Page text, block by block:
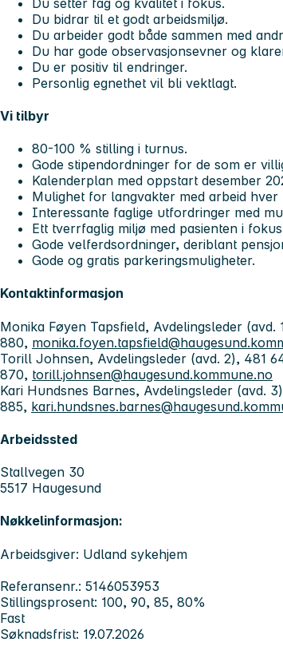
Du bidrar til et godt arbeidsmiljø.
Du arbeider godt både sammen med
Du har gode observasjonsevner og
Du er positiv til endringer.
Personlig egnethet vil bli vektlagt.
Vi tilbyr
80-100 % stilling i turnus.
Gode stipendordninger for de som er
Kalenderplan med oppstart desember
Mulighet for langvakter med arbeid hver
Interessante faglige utfordringer med
Ett tverrfaglig miljø med pasienten i
Gode velferdsordninger, deriblant
Gode og gratis parkeringsmuligheter.
Kontaktinformasjon
Monika Føyen Tapsfield, Avdelingsleder (avd.
880,
Torill Johnsen, Avdelingsleder (avd. 2), 481
870, torill.johnsen@haugesund.kommune.no
Kari Hundsnes Barnes, Avdelingsleder (avd.
885,
Arbeidssted
Stallvegen 30
5517 Haugesund
Nøkkelinformasjon:
Arbeidsgiver: Udland sykehjem
Referansenr.: 5146053953
Stillingsprosent: 100, 90, 85, 80%
Fast
Søknadsfrist: 19.07.2026